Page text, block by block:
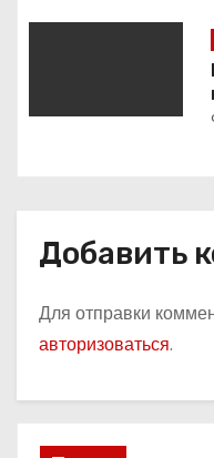
я
Добавить
Для отправки
авторизоваться.